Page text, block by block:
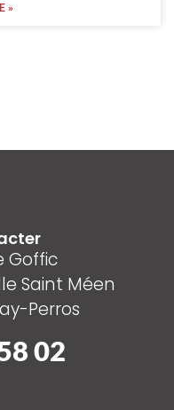
»
Goffic
Saint Méen
Perros
02